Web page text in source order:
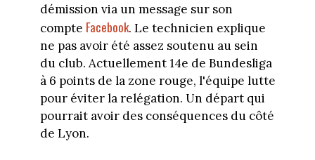
démission via un message sur son
compte Facebook. Le technicien explique
ne pas avoir été assez soutenu au sein
du club. Actuellement 14e de Bundesliga
à 6 points de la zone rouge, l'équipe lutte
pour éviter la relégation. Un départ qui
pourrait avoir des conséquences du côté
de Lyon.